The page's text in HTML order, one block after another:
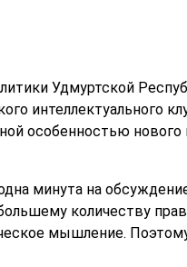
Удмуртской
интеллектуального
особенностью нового
минута на
количеству
мышление.